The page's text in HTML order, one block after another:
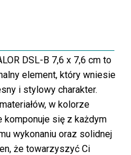
DSL-B 7,6 x 7,6 cm to
element, który wniesie
i stylowy charakter.
w kolorze
komponuje się z każdym
wykonaniu oraz solidnej
że towarzyszyć Ci